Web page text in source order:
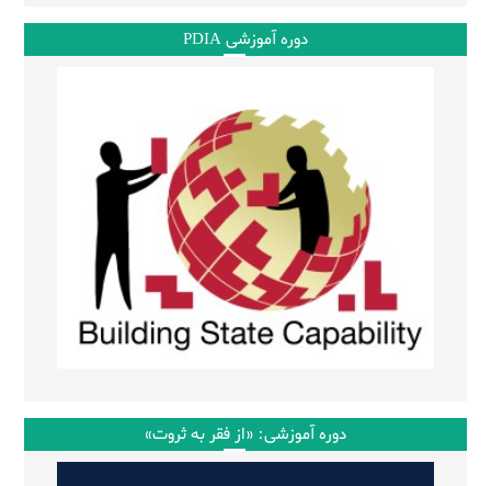
دوره آموزشی PDIA
دوره آموزشی: «از فقر به ثروت»